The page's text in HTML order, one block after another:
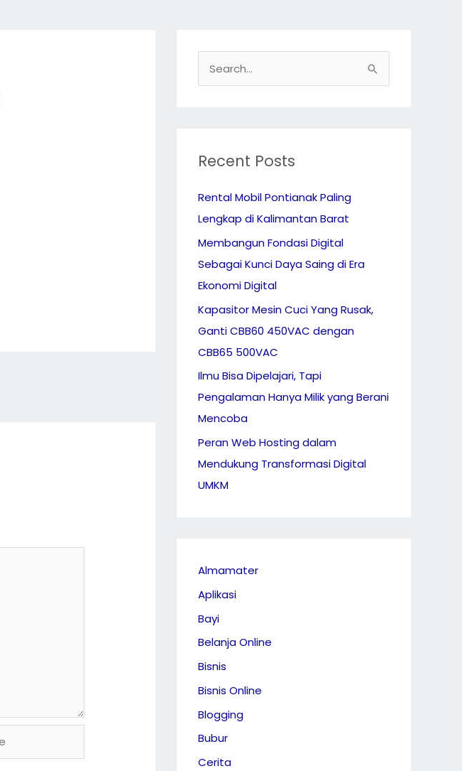
c
f
o
r
:
Recent Posts
Rental Mobil Pontianak Paling
Lengkap di Kalimantan Barat
Membangun Fondasi Digital
Sebagai Kunci Daya Saing di Era
Ekonomi Digital
Kapasitor Mesin Cuci Yang Rusak,
Ganti CBB60 450VAC dengan
CBB65 500VAC
Ilmu Bisa Dipelajari, Tapi
Pengalaman Hanya Milik yang Berani
Mencoba
Peran Web Hosting dalam
Mendukung Transformasi Digital
UMKM
Almamater
Aplikasi
Bayi
Belanja Online
Bisnis
Bisnis Online
Blogging
Bubur
Cerita